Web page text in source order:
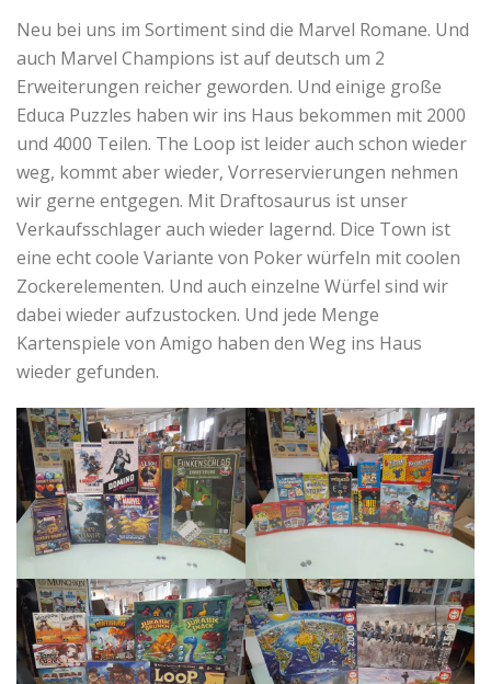
Neu bei uns im Sortiment sind die Marvel Romane. Und
auch Marvel Champions ist auf deutsch um 2
Erweiterungen reicher geworden. Und einige große
Educa Puzzles haben wir ins Haus bekommen mit 2000
und 4000 Teilen. The Loop ist leider auch schon wieder
weg, kommt aber wieder, Vorreservierungen nehmen
wir gerne entgegen. Mit Draftosaurus ist unser
Verkaufsschlager auch wieder lagernd. Dice Town ist
eine echt coole Variante von Poker würfeln mit coolen
Zockerelementen. Und auch einzelne Würfel sind wir
dabei wieder aufzustocken. Und jede Menge
Kartenspiele von Amigo haben den Weg ins Haus
wieder gefunden.